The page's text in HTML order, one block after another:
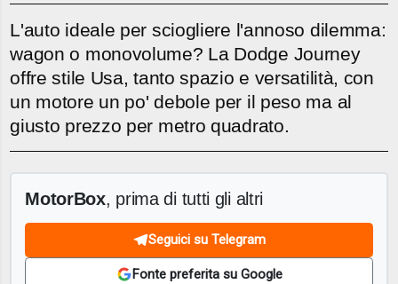
L'auto ideale per sciogliere l'annoso dilemma:
wagon o monovolume? La Dodge Journey
offre stile Usa, tanto spazio e versatilità, con
un motore un po' debole per il peso ma al
giusto prezzo per metro quadrato.
MotorBox, prima di tutti gli altri
Seguici su Telegram
Fonte preferita su Google